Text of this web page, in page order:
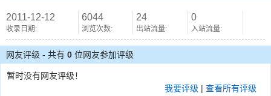
2011-12-12
收录日期:
6044
浏览次数:
24
出站流量:
0
入站流量:
网友评级 - 共有 0 位网友参加评级
暂时没有网友评级！
我要评级 | 查看所有评级